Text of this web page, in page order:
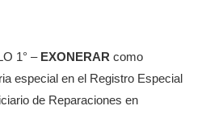
1° – EXONERAR como
especial en el Registro Especial
de Reparaciones en